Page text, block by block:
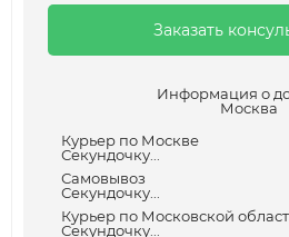
Заказать
Информация о
Москва
Курьер по Москве
Секундочку...
Самовывоз
Секундочку...
Курьер по Московской
Секундочку...